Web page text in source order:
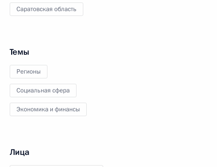
Саратовская область
Темы
Регионы
Социальная сфера
Экономика и финансы
Лица